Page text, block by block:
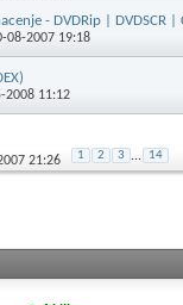
- DVDRip | DVDSCR
08-2007 19:18
2008 11:12
21:26 1 2 3 ... 14